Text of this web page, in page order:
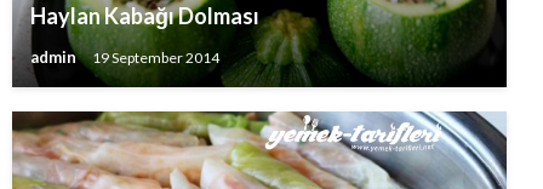
Haylan Kabağı Dolması
admin 19 September 2014